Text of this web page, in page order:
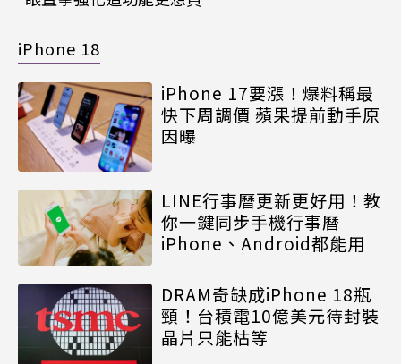
iPhone 18
iPhone 17要漲！爆料稱最
快下周調價 蘋果提前動手原
因曝
LINE行事曆更新更好用！教
你一鍵同步手機行事曆
iPhone、Android都能用
DRAM奇缺成iPhone 18瓶
頸！台積電10億美元待封裝
晶片只能枯等